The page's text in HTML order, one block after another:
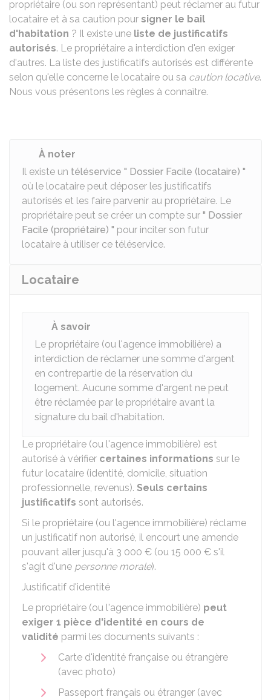
propriétaire (ou son représentant) peut réclamer au futur
locataire et à sa caution pour signer le bail
d'habitation ? Il existe une liste de justificatifs
autorisés. Le propriétaire a interdiction d'en exiger
d'autres. La liste des justificatifs autorisés est différente
selon qu'elle concerne le locataire ou sa caution locative.
Nous vous présentons les règles à connaître.
À noter
Il existe un téléservice " Dossier Facile (locataire) "
où le locataire peut déposer les justificatifs
autorisés et les faire parvenir au propriétaire. Le
propriétaire peut se créer un compte sur " Dossier
Facile (propriétaire) " pour inciter son futur
locataire à utiliser ce téléservice.
Locataire
À savoir
Le propriétaire (ou l'agence immobilière) a
interdiction de réclamer une somme d'argent
en contrepartie de la réservation du
logement. Aucune somme d'argent ne peut
être réclamée par le propriétaire avant la
signature du bail d'habitation.
Le propriétaire (ou l'agence immobilière) est
autorisé à vérifier certaines informations sur le
futur locataire (identité, domicile, situation
professionnelle, revenus). Seuls certains
justificatifs sont autorisés.
Si le propriétaire (ou l'agence immobilière) réclame
un justificatif non autorisé, il encourt une amende
pouvant aller jusqu'à 3 000 € (ou 15 000 € s'il
s'agit d'une personne morale).
Justificatif d'identité
Le propriétaire (ou l'agence immobilière) peut
exiger 1 pièce d'identité en cours de
validité parmi les documents suivants :
Carte d'identité française ou étrangère
(avec photo)
Passeport français ou étranger (avec